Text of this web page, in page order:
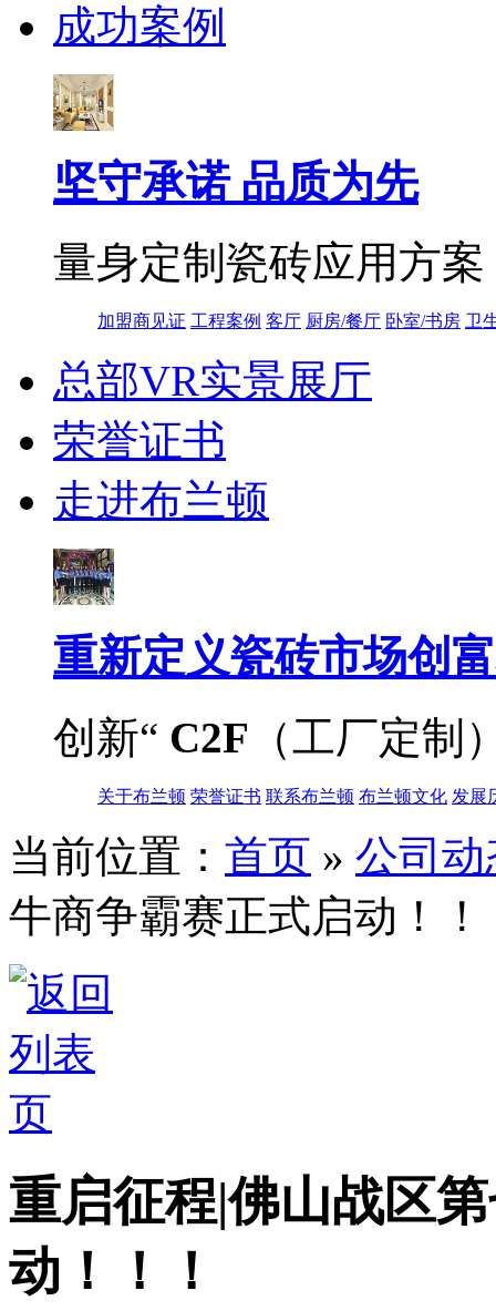
成功案例
坚守承诺 品质为先
量身定制瓷砖应用方
加盟商见证 工程案例 客厅 厨房/餐厅 卧室/书房 卫
总部VR实景展厅
荣誉证书
走进布兰顿
重新定义瓷砖市场创
创新“ C2F （工厂定制
关于布兰顿 荣誉证书 联系布兰顿 布兰顿文化 发展
当前位置： 首页 » 公司动
牛商争霸赛正式启动！！
重启征程|佛山战区
动！！！